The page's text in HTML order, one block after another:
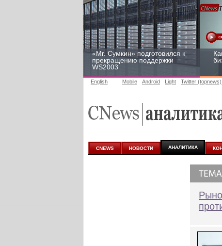
«Mr. Сумкин» подготовился к
прекращению поддержки
WS2003
к аналитике
English Mobile Android Light Twitter (topnews)
CNEWS НОВОСТИ АНАЛИТИКА